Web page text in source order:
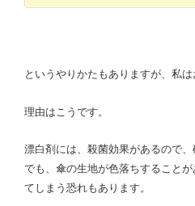
というやりかたもありますが、私は
理由はこうです。
漂白剤には、殺菌効果があるので、
でも、傘の生地が色落ちすること
てしまう恐れもあります。